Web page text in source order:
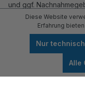
und ggf.
Diese Website
Erfahrung
Nur
Alle